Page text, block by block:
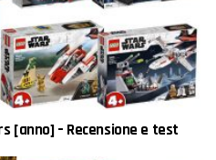
[anno] – Recensione e test